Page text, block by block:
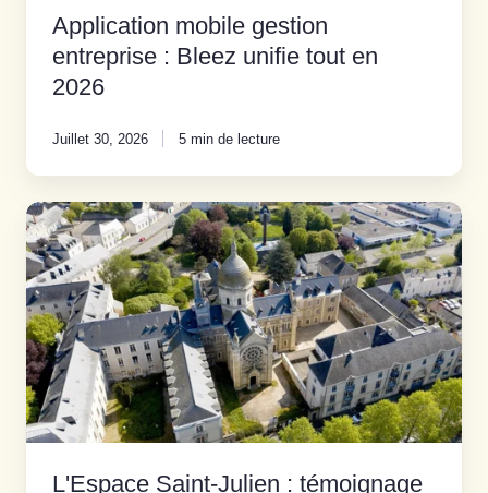
Application mobile gestion
entreprise : Bleez unifie tout en
2026
Juillet 30, 2026 5 min de lecture
L'Espace
Saint-
Julien
:
témoignage
d'une
compta
simple
et
L'Espace Saint-Julien : témoignage